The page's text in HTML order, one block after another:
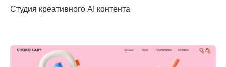
Студия креативного AI контента